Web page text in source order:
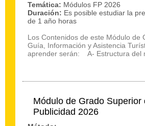
Temática: Módulos FP 2026
Duración: Es posible estudiar la
de 1 año horas
Los Contenidos de este Módulo de
Guía, Información y Asistencia
aprender serán: A- Estructura del
Módulo de Grado Superior
Publicidad 2026